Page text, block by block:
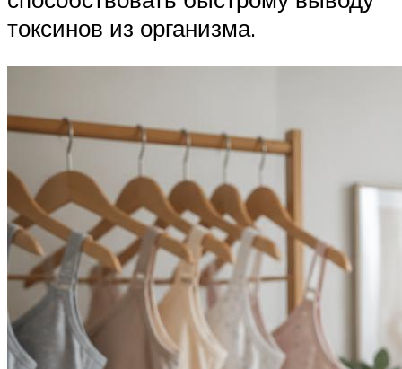
токсинов из организма.